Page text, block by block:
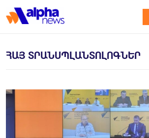
ՀԱՅ ՏՐԱՆՍՊԼԱՆՏՈԼՈԳՆԵՐ